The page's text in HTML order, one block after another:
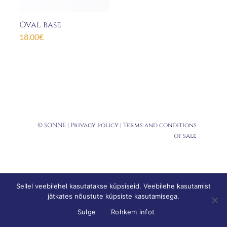
Oval base
18.00€
© SONNE | Privacy policy | Terms and conditions
of sale
Sellel veebilehel kasutatakse küpsiseid. Veebilehe kasutamist
jätkates nõustute küpsiste kasutamisega.
Sulge
Rohkem infot